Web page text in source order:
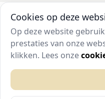
Cookies op deze
Op deze website
prestaties van onze
klikken. Lees onze